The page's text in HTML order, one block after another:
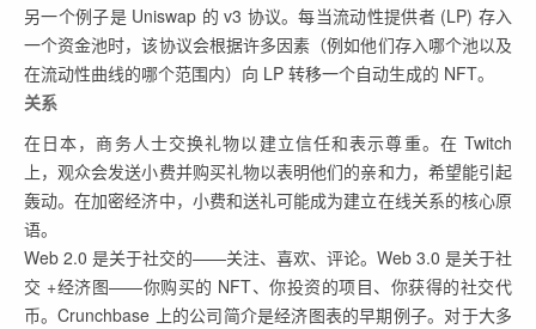
另一个例子是 Uniswap 的 v3 协议。每当流动性提供者 (LP) 存入
一个资金池时，该协议会根据许多因素（例如他们存入哪个池以及
在流动性曲线的哪个范围内）向 LP 转移一个自动生成的 NFT。
关系
在日本，商务人士交换礼物以建立信任和表示尊重。在 Twitch
上，观众会发送小费并购买礼物以表明他们的亲和力，希望能引起
轰动。在加密经济中，小费和送礼可能成为建立在线关系的核心原
语。
Web 2.0 是关于社交的——关注、喜欢、评论。Web 3.0 是关于社
交 +经济图——你购买的 NFT、你投资的项目、你获得的社交代
币。Crunchbase 上的公司简介是经济图表的早期例子。对于大多